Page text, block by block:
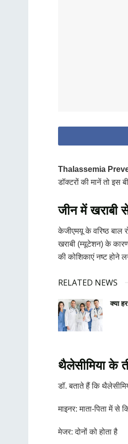
Thalassemia
डॉक्टरों की मानें तो इस
जीन में खराबी से
केजीएमयू के वरिष्ठ बाल
खराबी (म्यूटेशन) के
की कोशिकाएं नष्ट होने
RELATED NEWS
क्या
थैलेसीमिया के
डॉ. बताते हैं कि
माइनर: माता-पिता में से
मेजर: दोनों को होता है